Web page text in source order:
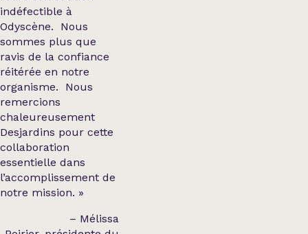
indéfectible à
Odyscène. Nous
sommes plus que
ravis de la confiance
réitérée en notre
organisme. Nous
remercions
chaleureusement
Desjardins pour cette
collaboration
essentielle dans
l’accomplissement de
notre mission. »
– Mélissa